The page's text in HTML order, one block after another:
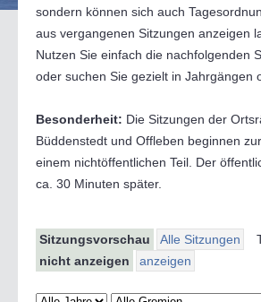
sondern können sich auch
aus vergangenen Sitzungen anzeigen
Nutzen Sie einfach die nachfolgenden
oder suchen Sie gezielt in Jahrgängen
Besonderheit: Die Sitzungen der
Büddenstedt und Offleben beginnen
einem nichtöffentlichen Teil. Der
ca. 30 Minuten später.
Sitzungsvorschau Alle Sitzungen
nicht anzeigen
anzeigen